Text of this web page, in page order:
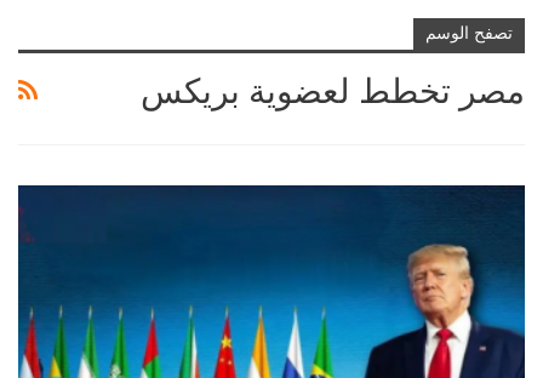
تصفح الوسم
مصر تخطط لعضوية بريكس